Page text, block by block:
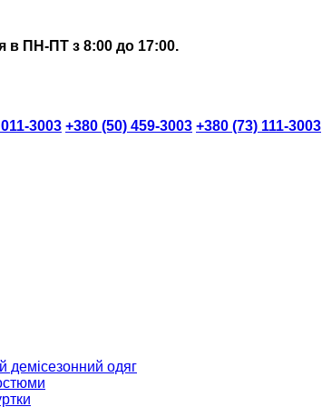
в ПН-ПТ з 8:00 до 17:00.
3003 +380 (50) 459-3003 +380 (73) 111-3003
демісезонний одяг